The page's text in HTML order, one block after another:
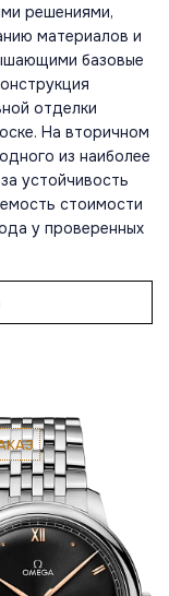
решениями,
материалов и
базовые
отделки
На вторичном
из наиболее
устойчивость
стоимости
у проверенных